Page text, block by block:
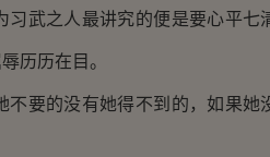
武之人最讲究的便是要心平七
历历在目。
要的没有她得不到的，如果她